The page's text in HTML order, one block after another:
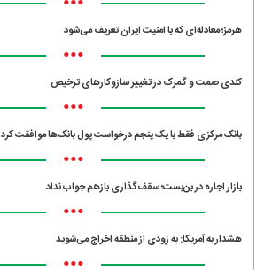
هرمز؛ معادله‌ای که با امنیت ایران تعریف می‌شود
•••
کندی صمت و گمرک در تغییر سازوکارهای ترخیص
•••
بانک مرکزی فقط با یک‌ پنجم درخواست پول بانک‌ها موافقت کرد
•••
بازار اجاره در بن‌بست؛ سقف‌گذاری بازهم جواب نداد
•••
هشدار به آمریکا: به زودی از منطقه اخراج می‌شوید